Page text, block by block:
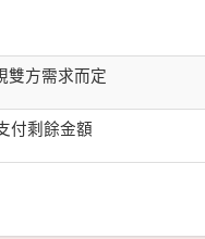
雙方需求而定
付剩餘金額